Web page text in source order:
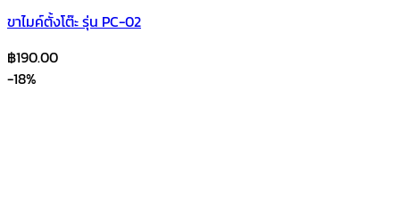
ขาไมค์ตั้งโต๊ะ รุ่น PC-02
฿190.00
-18%